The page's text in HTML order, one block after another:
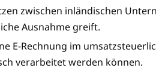
zwischen inländischen
Ausnahme greift.
E-Rechnung im
verarbeitet werden können.